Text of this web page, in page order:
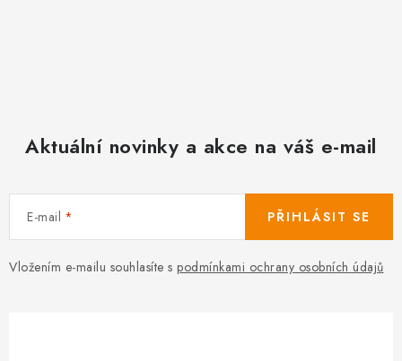
Aktuální novinky a akce na váš e-mail
E-mail
Vložením e-mailu souhlasíte s podmínkami ochrany osobních údajů
PŘIHLÁSIT SE